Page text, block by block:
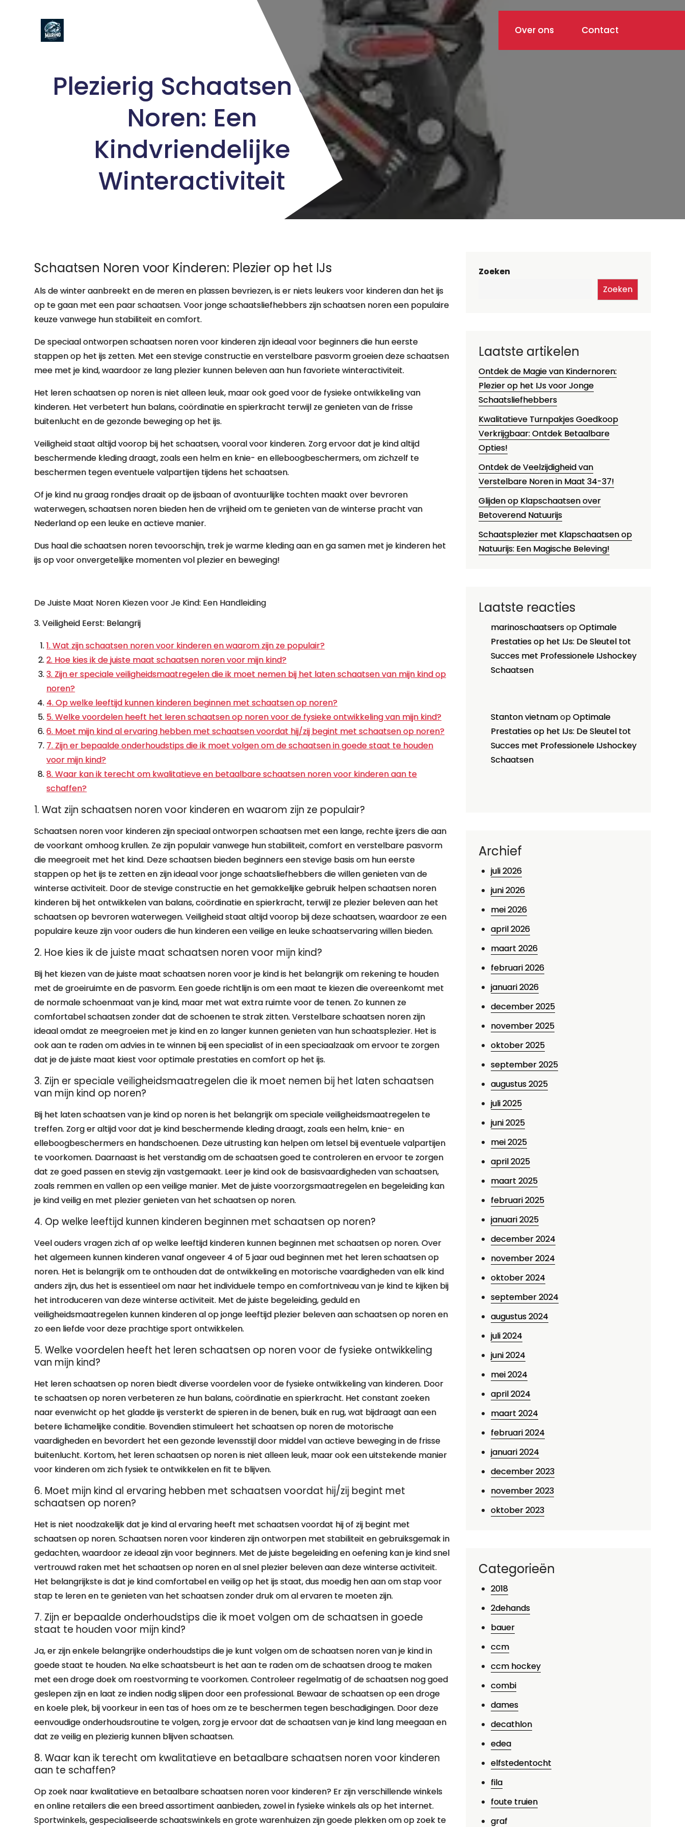
Over ons Contact
Plezierig Schaatsen op
Noren: Een
Kindvriendelijke
Winteractiviteit
Schaatsen Noren voor Kinderen: Plezier op het IJs
Als de winter aanbreekt en de meren en plassen bevriezen, is er niets leukers voor kinderen dan het ijs
op te gaan met een paar schaatsen. Voor jonge schaatsliefhebbers zijn schaatsen noren een populaire
keuze vanwege hun stabiliteit en comfort.
De speciaal ontworpen schaatsen noren voor kinderen zijn ideaal voor beginners die hun eerste
stappen op het ijs zetten. Met een stevige constructie en verstelbare pasvorm groeien deze schaatsen
mee met je kind, waardoor ze lang plezier kunnen beleven aan hun favoriete winteractiviteit.
Het leren schaatsen op noren is niet alleen leuk, maar ook goed voor de fysieke ontwikkeling van
kinderen. Het verbetert hun balans, coördinatie en spierkracht terwijl ze genieten van de frisse
buitenlucht en de gezonde beweging op het ijs.
Veiligheid staat altijd voorop bij het schaatsen, vooral voor kinderen. Zorg ervoor dat je kind altijd
beschermende kleding draagt, zoals een helm en knie- en elleboogbeschermers, om zichzelf te
beschermen tegen eventuele valpartijen tijdens het schaatsen.
Of je kind nu graag rondjes draait op de ijsbaan of avontuurlijke tochten maakt over bevroren
waterwegen, schaatsen noren bieden hen de vrijheid om te genieten van de winterse pracht van
Nederland op een leuke en actieve manier.
Dus haal die schaatsen noren tevoorschijn, trek je warme kleding aan en ga samen met je kinderen het
ijs op voor onvergetelijke momenten vol plezier en beweging!
De Juiste Maat Noren Kiezen voor Je Kind: Een Handleiding
3. Veiligheid Eerst: Belangrij
1. Wat zijn schaatsen noren voor kinderen en waarom zijn ze populair?
2. Hoe kies ik de juiste maat schaatsen noren voor mijn kind?
3. Zijn er speciale veiligheidsmaatregelen die ik moet nemen bij het laten schaatsen van mijn kind op
noren?
4. Op welke leeftijd kunnen kinderen beginnen met schaatsen op noren?
5. Welke voordelen heeft het leren schaatsen op noren voor de fysieke ontwikkeling van mijn kind?
6. Moet mijn kind al ervaring hebben met schaatsen voordat hij/zij begint met schaatsen op noren?
7. Zijn er bepaalde onderhoudstips die ik moet volgen om de schaatsen in goede staat te houden
voor mijn kind?
8. Waar kan ik terecht om kwalitatieve en betaalbare schaatsen noren voor kinderen aan te
schaffen?
1. Wat zijn schaatsen noren voor kinderen en waarom zijn ze populair?
Schaatsen noren voor kinderen zijn speciaal ontworpen schaatsen met een lange, rechte ijzers die aan
de voorkant omhoog krullen. Ze zijn populair vanwege hun stabiliteit, comfort en verstelbare pasvorm
die meegroeit met het kind. Deze schaatsen bieden beginners een stevige basis om hun eerste
stappen op het ijs te zetten en zijn ideaal voor jonge schaatsliefhebbers die willen genieten van de
winterse activiteit. Door de stevige constructie en het gemakkelijke gebruik helpen schaatsen noren
kinderen bij het ontwikkelen van balans, coördinatie en spierkracht, terwijl ze plezier beleven aan het
schaatsen op bevroren waterwegen. Veiligheid staat altijd voorop bij deze schaatsen, waardoor ze een
populaire keuze zijn voor ouders die hun kinderen een veilige en leuke schaatservaring willen bieden.
2. Hoe kies ik de juiste maat schaatsen noren voor mijn kind?
Bij het kiezen van de juiste maat schaatsen noren voor je kind is het belangrijk om rekening te houden
met de groeiruimte en de pasvorm. Een goede richtlijn is om een maat te kiezen die overeenkomt met
de normale schoenmaat van je kind, maar met wat extra ruimte voor de tenen. Zo kunnen ze
comfortabel schaatsen zonder dat de schoenen te strak zitten. Verstelbare schaatsen noren zijn
ideaal omdat ze meegroeien met je kind en zo langer kunnen genieten van hun schaatsplezier. Het is
ook aan te raden om advies in te winnen bij een specialist of in een speciaalzaak om ervoor te zorgen
dat je de juiste maat kiest voor optimale prestaties en comfort op het ijs.
3. Zijn er speciale veiligheidsmaatregelen die ik moet nemen bij het laten schaatsen
van mijn kind op noren?
Bij het laten schaatsen van je kind op noren is het belangrijk om speciale veiligheidsmaatregelen te
treffen. Zorg er altijd voor dat je kind beschermende kleding draagt, zoals een helm, knie- en
elleboogbeschermers en handschoenen. Deze uitrusting kan helpen om letsel bij eventuele valpartijen
te voorkomen. Daarnaast is het verstandig om de schaatsen goed te controleren en ervoor te zorgen
dat ze goed passen en stevig zijn vastgemaakt. Leer je kind ook de basisvaardigheden van schaatsen,
zoals remmen en vallen op een veilige manier. Met de juiste voorzorgsmaatregelen en begeleiding kan
je kind veilig en met plezier genieten van het schaatsen op noren.
4. Op welke leeftijd kunnen kinderen beginnen met schaatsen op noren?
Veel ouders vragen zich af op welke leeftijd kinderen kunnen beginnen met schaatsen op noren. Over
het algemeen kunnen kinderen vanaf ongeveer 4 of 5 jaar oud beginnen met het leren schaatsen op
noren. Het is belangrijk om te onthouden dat de ontwikkeling en motorische vaardigheden van elk kind
anders zijn, dus het is essentieel om naar het individuele tempo en comfortniveau van je kind te kijken bij
het introduceren van deze winterse activiteit. Met de juiste begeleiding, geduld en
veiligheidsmaatregelen kunnen kinderen al op jonge leeftijd plezier beleven aan schaatsen op noren en
zo een liefde voor deze prachtige sport ontwikkelen.
5. Welke voordelen heeft het leren schaatsen op noren voor de fysieke ontwikkeling
van mijn kind?
Het leren schaatsen op noren biedt diverse voordelen voor de fysieke ontwikkeling van kinderen. Door
te schaatsen op noren verbeteren ze hun balans, coördinatie en spierkracht. Het constant zoeken
naar evenwicht op het gladde ijs versterkt de spieren in de benen, buik en rug, wat bijdraagt aan een
betere lichamelijke conditie. Bovendien stimuleert het schaatsen op noren de motorische
vaardigheden en bevordert het een gezonde levensstijl door middel van actieve beweging in de frisse
buitenlucht. Kortom, het leren schaatsen op noren is niet alleen leuk, maar ook een uitstekende manier
voor kinderen om zich fysiek te ontwikkelen en fit te blijven.
6. Moet mijn kind al ervaring hebben met schaatsen voordat hij/zij begint met
schaatsen op noren?
Het is niet noodzakelijk dat je kind al ervaring heeft met schaatsen voordat hij of zij begint met
schaatsen op noren. Schaatsen noren voor kinderen zijn ontworpen met stabiliteit en gebruiksgemak in
gedachten, waardoor ze ideaal zijn voor beginners. Met de juiste begeleiding en oefening kan je kind snel
vertrouwd raken met het schaatsen op noren en al snel plezier beleven aan deze winterse activiteit.
Het belangrijkste is dat je kind comfortabel en veilig op het ijs staat, dus moedig hen aan om stap voor
stap te leren en te genieten van het schaatsen zonder druk om al ervaren te moeten zijn.
7. Zijn er bepaalde onderhoudstips die ik moet volgen om de schaatsen in goede
staat te houden voor mijn kind?
Ja, er zijn enkele belangrijke onderhoudstips die je kunt volgen om de schaatsen noren van je kind in
goede staat te houden. Na elke schaatsbeurt is het aan te raden om de schaatsen droog te maken
met een droge doek om roestvorming te voorkomen. Controleer regelmatig of de schaatsen nog goed
geslepen zijn en laat ze indien nodig slijpen door een professional. Bewaar de schaatsen op een droge
en koele plek, bij voorkeur in een tas of hoes om ze te beschermen tegen beschadigingen. Door deze
eenvoudige onderhoudsroutine te volgen, zorg je ervoor dat de schaatsen van je kind lang meegaan en
dat ze veilig en plezierig kunnen blijven schaatsen.
8. Waar kan ik terecht om kwalitatieve en betaalbare schaatsen noren voor kinderen
aan te schaffen?
Op zoek naar kwalitatieve en betaalbare schaatsen noren voor kinderen? Er zijn verschillende winkels
en online retailers die een breed assortiment aanbieden, zowel in fysieke winkels als op het internet.
Sportwinkels, gespecialiseerde schaatswinkels en grote warenhuizen zijn goede plekken om op zoek te
Zoeken
Zoeken
Laatste artikelen
Ontdek de Magie van Kindernoren:
Plezier op het IJs voor Jonge
Schaatsliefhebbers
Kwalitatieve Turnpakjes Goedkoop
Verkrijgbaar: Ontdek Betaalbare
Opties!
Ontdek de Veelzijdigheid van
Verstelbare Noren in Maat 34-37!
Glijden op Klapschaatsen over
Betoverend Natuurijs
Schaatsplezier met Klapschaatsen op
Natuurijs: Een Magische Beleving!
Laatste reacties
marinoschaatsersopOptimale
Prestaties op het IJs: De Sleutel tot
Succes met Professionele IJshockey
Schaatsen
Stanton vietnamopOptimale
Prestaties op het IJs: De Sleutel tot
Succes met Professionele IJshockey
Schaatsen
Archief
juli 2026
juni 2026
mei 2026
april 2026
maart 2026
februari 2026
januari 2026
december 2025
november 2025
oktober 2025
september 2025
augustus 2025
juli 2025
juni 2025
mei 2025
april 2025
maart 2025
februari 2025
januari 2025
december 2024
november 2024
oktober 2024
september 2024
augustus 2024
juli 2024
juni 2024
mei 2024
april 2024
maart 2024
februari 2024
januari 2024
december 2023
november 2023
oktober 2023
Categorieën
2018
2dehands
bauer
ccm
ccm hockey
combi
dames
decathlon
edea
elfstedentocht
fila
foute truien
graf